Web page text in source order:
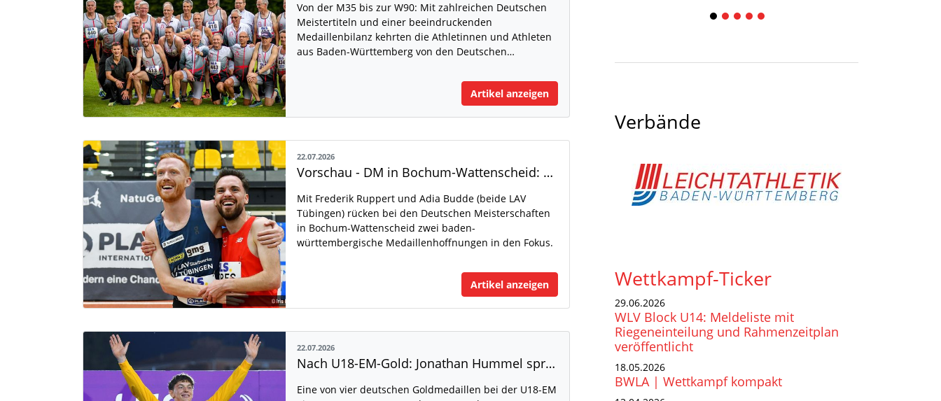
Von der M35 bis zur W90: Mit zahlreichen Deutschen
Meistertiteln und einer beeindruckenden
Medaillenbilanz kehrten die Athletinnen und Athleten
aus Baden-Württemberg von den Deutschen…
Artikel anzeigen
22.07.2026
Vorschau - DM in Bochum-Wattenscheid: Frederik Ruppert und Adia Budde im Blickpunkt
Mit Frederik Ruppert und Adia Budde (beide LAV
Tübingen) rücken bei den Deutschen Meisterschaften
in Bochum-Wattenscheid zwei baden-
württembergische Medaillenhoffnungen in den Fokus.
Artikel anzeigen
22.07.2026
Nach U18-EM-Gold: Jonathan Hummel spricht über seinen größten Erfolg
Eine von vier deutschen Goldmedaillen bei der U18-EM
1 2 3 4 5
Verbände
Wettkampf-Ticker
29.06.2026
WLV Block U14: Meldeliste mit
Riegeneinteilung und Rahmenzeitplan
veröffentlicht
18.05.2026
BWLA | Wettkampf kompakt